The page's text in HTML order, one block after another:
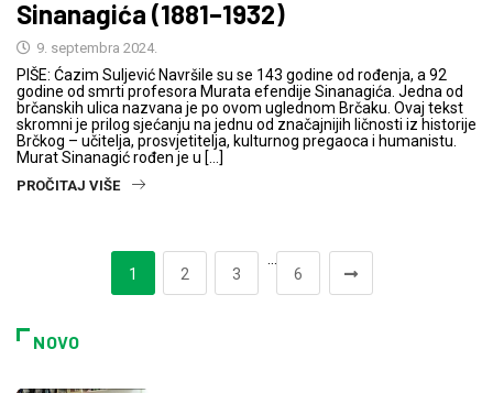
Sinanagića (1881–1932)
9. septembra 2024.
PIŠE: Ćazim Suljević Navršile su se 143 godine od rođenja, a 92
godine od smrti profesora Murata efendije Sinanagića. Jedna od
brčanskih ulica nazvana je po ovom uglednom Brčaku. Ovaj tekst
skromni je prilog sjećanju na jednu od značajnijih ličnosti iz historije
Brčkog – učitelja, prosvjetitelja, kulturnog pregaoca i humanistu.
Murat Sinanagić rođen je u […]
PROČITAJ VIŠE
1 2 3
…
6
NOVO